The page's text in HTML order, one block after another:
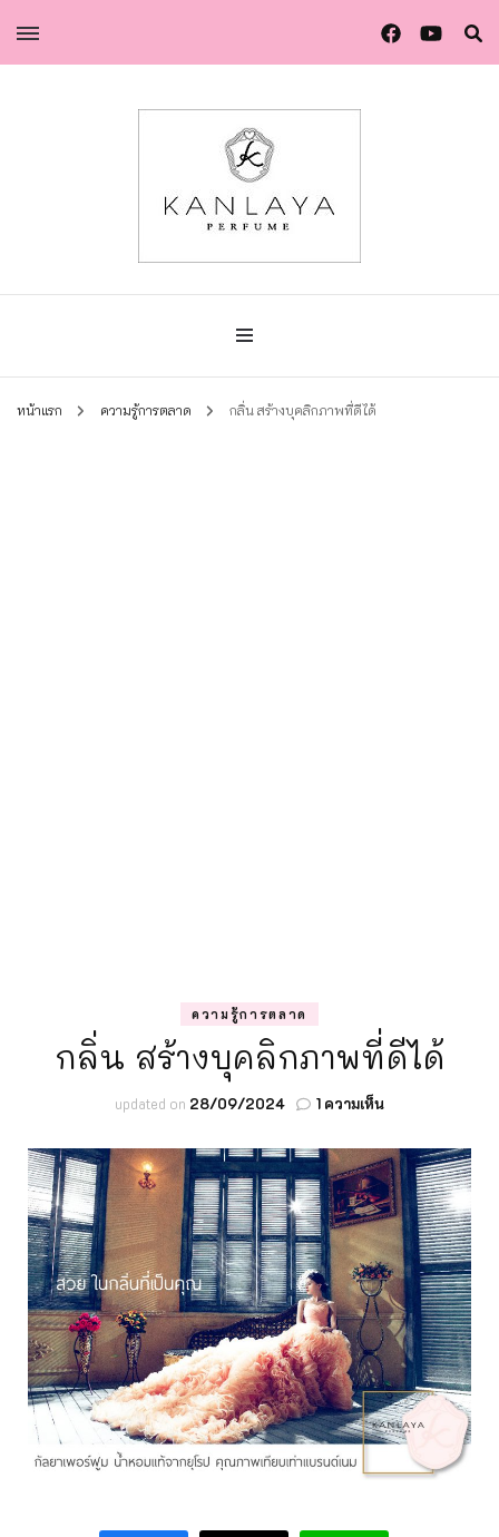
น้ำหอมกัลยา
น้ำหอมกัลยา น้ำหอมแท้แบรนด์ไทย คุณภาพยุโรป
หน้าแรก ความรู้การตลาด กลิ่น สร้างบุคลิกภาพที่ดีได้
ความรู้การตลาด
กลิ่น สร้างบุคลิกภาพที่ดีได้
updated on 28/09/2024 1 ความเห็น
สร้าง
บุคลิกภาพ
ที่
ดี
ได้